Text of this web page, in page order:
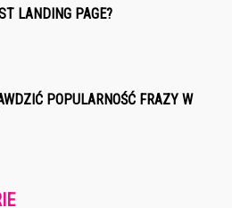
LANDING PAGE?
POPULARNOŚĆ FRAZY W